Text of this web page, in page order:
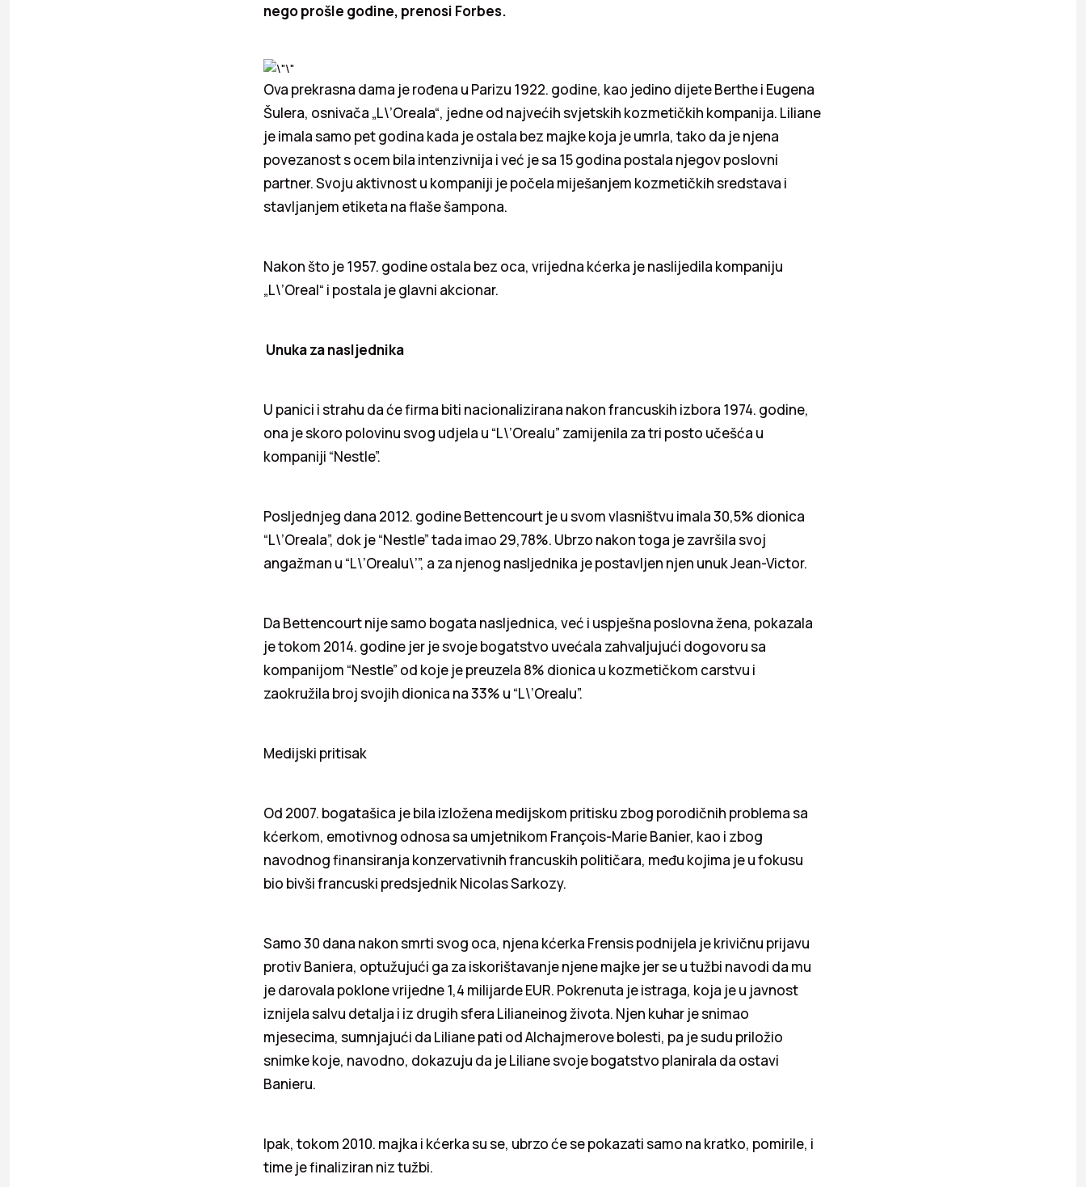
nego prošle godine, prenosi Forbes.
Ova prekrasna dama je rođena u Parizu 1922. godine, kao jedino dijete Berthe i Eugena
Šulera, osnivača „L\’Oreala“, jedne od najvećih svjetskih kozmetičkih kompanija. Liliane
je imala samo pet godina kada je ostala bez majke koja je umrla, tako da je njena
povezanost s ocem bila intenzivnija i već je sa 15 godina postala njegov poslovni
partner. Svoju aktivnost u kompaniji je počela miješanjem kozmetičkih sredstava i
stavljanjem etiketa na flaše šampona.
Nakon što je 1957. godine ostala bez oca, vrijedna kćerka je naslijedila kompaniju
„L\’Oreal“ i postala je glavni akcionar.
Unuka za nasljednika
U panici i strahu da će firma biti nacionalizirana nakon francuskih izbora 1974. godine,
ona je skoro polovinu svog udjela u “L\’Orealu” zamijenila za tri posto učešća u
kompaniji “Nestle”.
Posljednjeg dana 2012. godine Bettencourt je u svom vlasništvu imala 30,5% dionica
“L\’Oreala”, dok je “Nestle” tada imao 29,78%. Ubrzo nakon toga je završila svoj
angažman u “L\’Orealu\’”, a za njenog nasljednika je postavljen njen unuk Jean-Victor.
Da Bettencourt nije samo bogata nasljednica, već i uspješna poslovna žena, pokazala
je tokom 2014. godine jer je svoje bogatstvo uvećala zahvaljujući dogovoru sa
kompanijom “Nestle” od koje je preuzela 8% dionica u kozmetičkom carstvu i
zaokružila broj svojih dionica na 33% u “L\’Orealu”.
Medijski pritisak
Od 2007. bogatašica je bila izložena medijskom pritisku zbog porodičnih problema sa
kćerkom, emotivnog odnosa sa umjetnikom François-Marie Banier, kao i zbog
navodnog finansiranja konzervativnih francuskih političara, među kojima je u fokusu
bio bivši francuski predsjednik Nicolas Sarkozy.
Samo 30 dana nakon smrti svog oca, njena kćerka Frensis podnijela je krivičnu prijavu
protiv Baniera, optužujući ga za iskorištavanje njene majke jer se u tužbi navodi da mu
je darovala poklone vrijedne 1,4 milijarde EUR. Pokrenuta je istraga, koja je u javnost
iznijela salvu detalja i iz drugih sfera Lilianeinog života. Njen kuhar je snimao
mjesecima, sumnjajući da Liliane pati od Alchajmerove bolesti, pa je sudu priložio
snimke koje, navodno, dokazuju da je Liliane svoje bogatstvo planirala da ostavi
Banieru.
Ipak, tokom 2010. majka i kćerka su se, ubrzo će se pokazati samo na kratko, pomirile, i
time je finaliziran niz tužbi.